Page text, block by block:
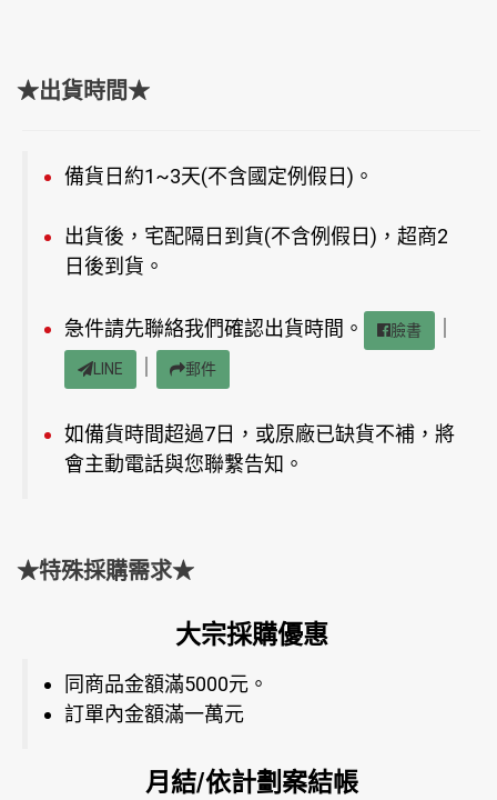
★出貨時間★
備貨日約1~3天(不含國定例假日)。
出貨後，宅配隔日到貨(不含例假日)，超商2
日後到貨。
急件請先聯絡我們確認出貨時間。 臉書
LINE 郵件
如備貨時間超過7日，或原廠已缺貨不補，將
會主動電話與您聯繫告知。
★特殊採購需求★
大宗採購優惠
同商品金額滿5000元。
訂單內金額滿一萬元
月結/依計劃案結帳